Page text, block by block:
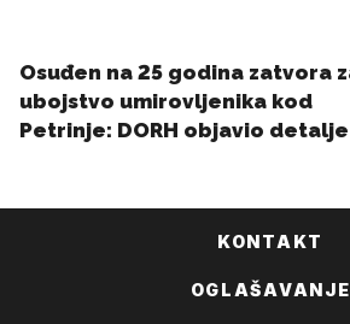
KONTAKT
OGLAŠAVANJE